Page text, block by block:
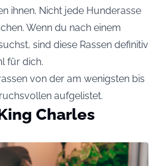
ihnen. Nicht jede Hunderasse
Wenn du nach einem
sind diese Rassen definitiv
für dich.
von der am wenigsten bis
aufgelistet.
Charles